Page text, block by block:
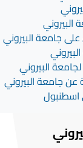
جامعة البيروني
البيروني
عن جامعة البيروني
اسطنبول